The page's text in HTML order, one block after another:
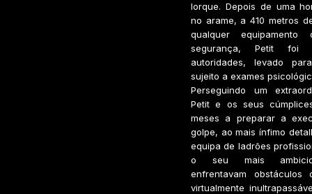
Iorque. Depois de uma
no arame, a 410 metros
qualquer
segurança, Petit foi
autoridades, levado
sujeito a exames
Perseguindo um
Petit e os seus
meses a preparar a
golpe, ao mais ínfimo
equipa de ladrões
o seu mais
enfrentavam obstáculos
virtualmente